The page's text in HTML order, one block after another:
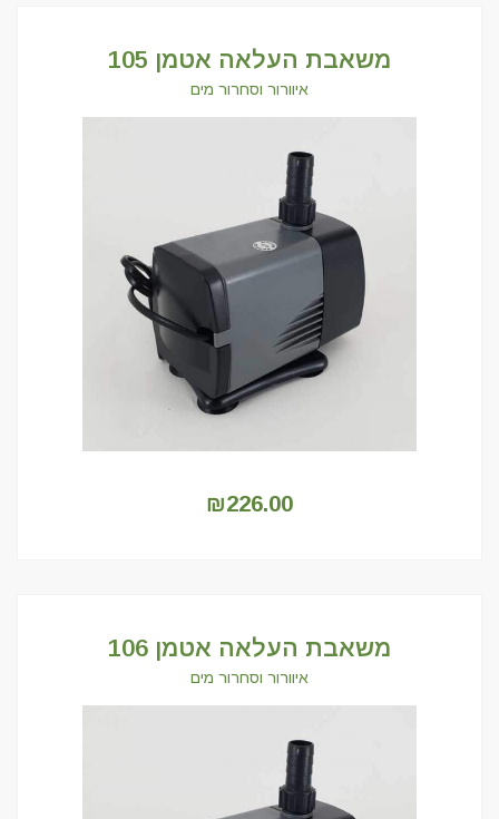
משאבת העלאה אטמן 105
איוורור וסחרור מים
₪226.00
משאבת העלאה אטמן 106
איוורור וסחרור מים